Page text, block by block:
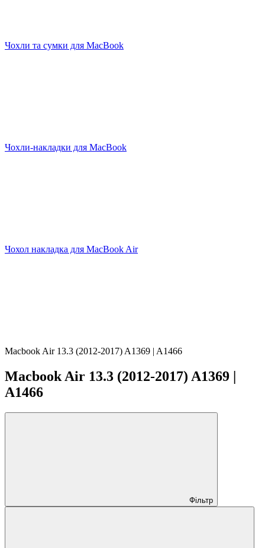
Чохли та сумки для MacBook
Чохли-накладки для MacBook
Чохол накладка для MacBook Air
Macbook Air 13.3 (2012-2017) A1369 | A1466
Macbook Air 13.3 (2012-2017) A1369 |
A1466
Фільтр